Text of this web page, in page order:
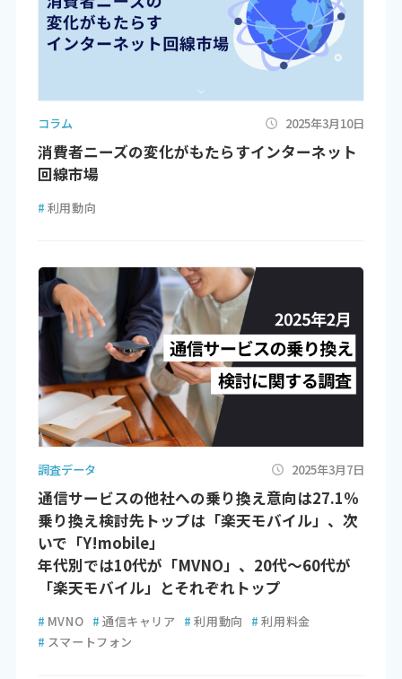
コラム 2025年3月10日
消費者ニーズの変化がもたらすインターネット
回線市場
# 利用動向
調査データ 2025年3月7日
通信サービスの他社への乗り換え意向は27.1％
乗り換え検討先トップは「楽天モバイル」、次
いで「Y!mobile」
年代別では10代が「MVNO」、20代～60代が
「楽天モバイル」とそれぞれトップ
# MVNO # 通信キャリア # 利用動向 # 利用料金
# スマートフォン